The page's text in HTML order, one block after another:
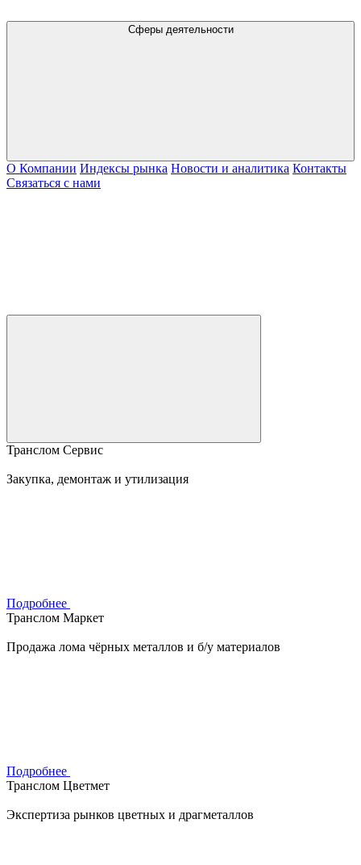
Сферы деятельности
О Компании Индексы рынка Новости и аналитика Контакты
Связаться с нами
Транслом Сервис
Закупка, демонтаж и утилизация
Подробнее
Транслом Маркет
Продажа лома чёрных металлов и б/у материалов
Подробнее
Транслом Цветмет
Экспертиза рынков цветных и драгметаллов